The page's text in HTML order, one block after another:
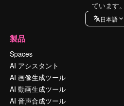
ています。
日本語
製品
Spaces
AI アシスタント
AI 画像生成ツール
AI 動画生成ツール
AI 音声合成ツール